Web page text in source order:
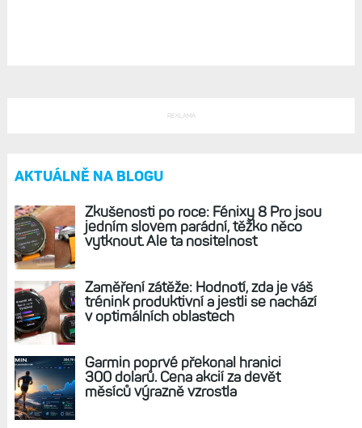
REKLAMA
AKTUÁLNĚ NA BLOGU
Zkušenosti po roce: Fénixy 8 Pro jsou
jedním slovem parádní, těžko něco
vytknout. Ale ta nositelnost
Zaměření zátěže: Hodnotí, zda je váš
trénink produktivní a jestli se nachází
v optimálních oblastech
Garmin poprvé překonal hranici
300 dolarů. Cena akcií za devět
měsíců výrazně vzrostla